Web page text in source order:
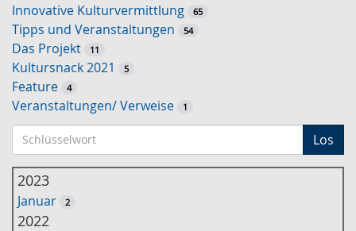
Innovative Kulturvermittlung 65
Tipps und Veranstaltungen 54
Das Projekt 11
Kultursnack 2021 5
Feature 4
Veranstaltungen/ Verweise 1
c
h
ü
Los
2023
Januar 2
2022